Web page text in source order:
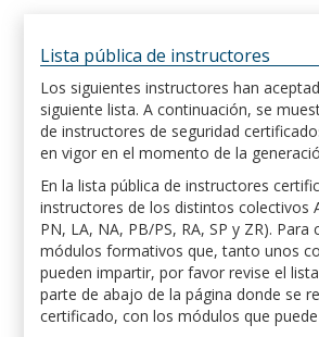
Lista pública de instructores
Los siguientes instructores han
siguiente lista. A continuación, se
de instructores de seguridad
en vigor en el momento de la
En la lista pública de instructores
instructores de los distintos colectivos
PN, LA, NA, PB/PS, RA, SP y ZR). Para
módulos formativos que, tanto unos
pueden impartir, por favor revise el
parte de abajo de la página donde se
certificado, con los módulos que